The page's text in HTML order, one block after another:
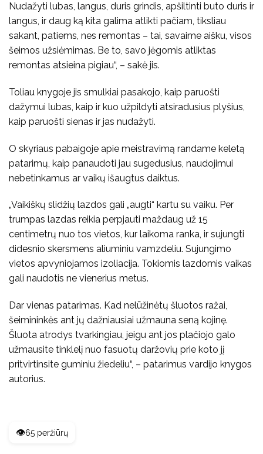
Nudažyti lubas, langus, duris grindis, apšiltinti buto duris ir
langus, ir daug ką kita galima atlikti pačiam, tiksliau
sakant, patiems, nes remontas – tai, savaime aišku, visos
šeimos užsiėmimas. Be to, savo jėgomis atliktas
remontas atsieina pigiau“, – sakė jis.
Toliau knygoje jis smulkiai pasakojo, kaip paruošti
dažymui lubas, kaip ir kuo užpildyti atsiradusius plyšius,
kaip paruošti sienas ir jas nudažyti.
O skyriaus pabaigoje apie meistravimą randame keletą
patarimų, kaip panaudoti jau sugedusius, naudojimui
nebetinkamus ar vaikų išaugtus daiktus.
„Vaikiškų slidžių lazdos gali „augti“ kartu su vaiku. Per
trumpas lazdas reikia perpjauti maždaug už 15
centimetrų nuo tos vietos, kur laikoma ranka, ir sujungti
didesnio skersmens aliuminiu vamzdeliu. Sujungimo
vietos apvyniojamos izoliacija. Tokiomis lazdomis vaikas
gali naudotis ne vienerius metus.
Dar vienas patarimas. Kad nelūžinėtų šluotos ražai,
šeimininkės ant jų dažniausiai užmauna seną kojinę.
Šluota atrodys tvarkingiau, jeigu ant jos plačiojo galo
užmausite tinklelį nuo fasuotų daržovių prie koto jį
pritvirtinsite guminiu žiedeliu“, – patarimus vardijo knygos
autorius.
👁️65 peržiūrų